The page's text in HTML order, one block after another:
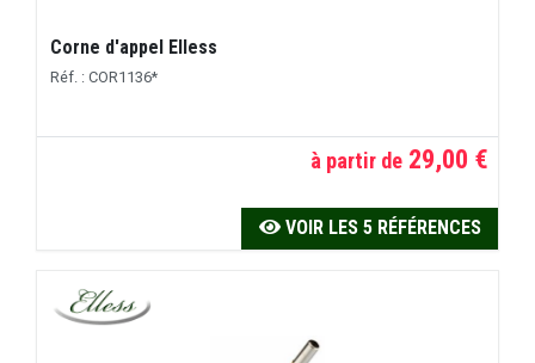
Corne d'appel Elless
Réf. : COR1136*
à partir de 29,00 €
VOIR LES 5 RÉFÉRENCES